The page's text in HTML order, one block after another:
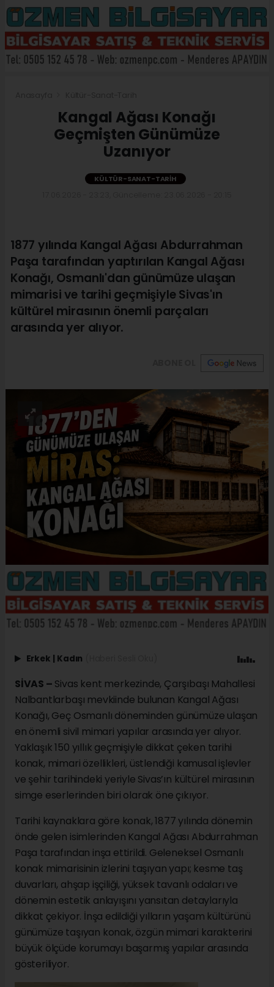
Kangal Ağası Konağı
Geçmişten Günümüze
Uzanıyor
KÜLTÜR-SANAT-TARIH
1877 yılında Kangal Ağası Abdurrahman
Paşa tarafından yaptırılan Kangal Ağası
Konağı, Osmanlı'dan günümüze ulaşan
mimarisi ve tarihi geçmişiyle Sivas'ın
kültürel mirasının önemli parçaları
arasında yer alıyor.
Erkek Kadın
SİVAS – Sivas kent merkezinde, Çarşıbaşı Mahallesi
Nalbantlarbaşı mevkiinde bulunan Kangal Ağası
Konağı, Geç Osmanlı döneminden günümüze ulaşan
en önemli sivil mimari yapılar arasında yer alıyor.
Yaklaşık 150 yıllık geçmişiyle dikkat çeken tarihi
konak, mimari özellikleri, üstlendiği kamusal işlevler
ve şehir tarihindeki yeriyle Sivas’ın kültürel mirasının
simge eserlerinden biri olarak öne çıkıyor.
Tarihi kaynaklara göre konak, 1877 yılında dönemin
önde gelen isimlerinden Kangal Ağası Abdurrahman
Paşa tarafından inşa ettirildi. Geleneksel Osmanlı
konak mimarisinin izlerini taşıyan yapı; kesme taş
duvarları, ahşap işçiliği, yüksek tavanlı odaları ve
dönemin estetik anlayışını yansıtan detaylarıyla
dikkat çekiyor. İnşa edildiği yılların yaşam kültürünü
günümüze taşıyan konak, özgün mimari karakterini
büyük ölçüde korumayı başarmış yapılar arasında
gösteriliyor.